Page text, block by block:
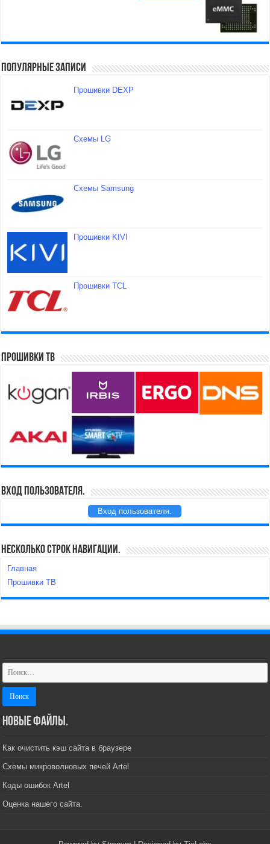
Популярные записи
Прошивки DEXP
Схемы LG
Схемы Samsung
Прошивки KIVI
Прошивки TCL
Прошивки ТВ
Вход пользователя.
Вход пользователя.
Несколько строк навигации.
Главная
Прошивки ТВ
Новые файлы.
Как очистить кэш сайта в браузере
Схемы микроволновых печей Artel
Коды ошибок Artel
Оценка нашего сайта.